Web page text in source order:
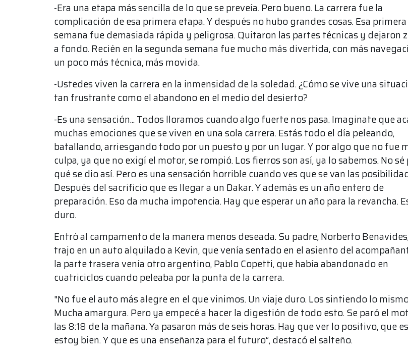
-Era una etapa más sencilla de lo que se preveía. Pero bueno. La carrera fue la
complicación de esa primera etapa. Y después no hubo grandes cosas. Esa primera
semana fue demasiada rápida y peligrosa. Quitaron las partes técnicas y dejaron
a fondo. Recién en la segunda semana fue mucho más divertida, con más
un poco más técnica, más movida.
-Ustedes viven la carrera en la inmensidad de la soledad. ¿Cómo se vive una
tan frustrante como el abandono en el medio del desierto?
-Es una sensación... Todos lloramos cuando algo fuerte nos pasa. Imaginate que
muchas emociones que se viven en una sola carrera. Estás todo el día peleando,
batallando, arriesgando todo por un puesto y por un lugar. Y por algo que no fue
culpa, ya que no exigí el motor, se rompió. Los fierros son así, ya lo sabemos. No sé
qué se dio así. Pero es una sensación horrible cuando ves que se van las
Después del sacrificio que es llegar a un Dakar. Y además es un año entero de
preparación. Eso da mucha impotencia. Hay que esperar un año para la revancha.
duro.
Entró al campamento de la manera menos deseada. Su padre, Norberto
trajo en un auto alquilado a Kevin, que venía sentado en el asiento del
la parte trasera venía otro argentino, Pablo Copetti, que había abandonado en
cuatriciclos cuando peleaba por la punta de la carrera.
"No fue el auto más alegre en el que vinimos. Un viaje duro. Los sintiendo lo
Mucha amargura. Pero ya empecé a hacer la digestión de todo esto. Se paró el
las 8:18 de la mañana. Ya pasaron más de seis horas. Hay que ver lo positivo, que
estoy bien. Y que es una enseñanza para el futuro”, destacó el salteño.